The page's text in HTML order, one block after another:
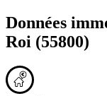
Données
Roi (55800)